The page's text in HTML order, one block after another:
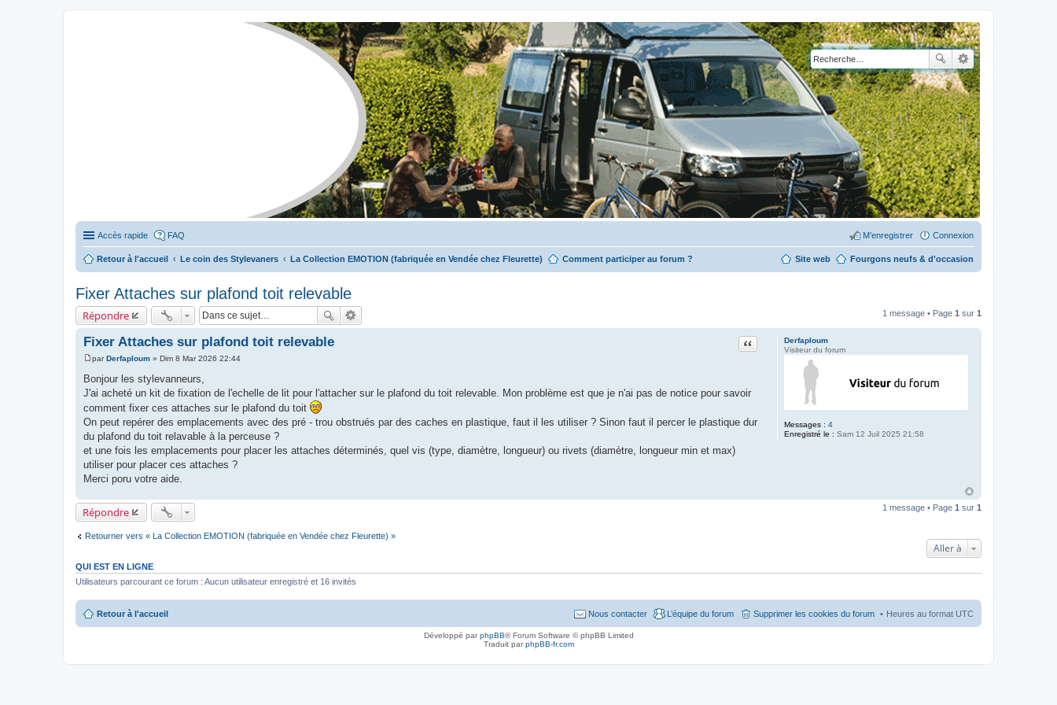
Stylevan - Vans aménagés
Accès rapide FAQ Connexion
M’enregistrer
Retour à l'accueil Le coin des Stylevaners La Collection EMOTION (fabriquée en Vendée chez Fleurette) Comment participer au forum ? Fourgons neufs & d'occasion
Site web
Fixer Attaches sur plafond toit relevable
Répondre 1 message • Page 1 sur 1
Derfaploum
Visiteur du forum
Messages : 4
Enregistré le : Sam 12 Juil 2025 21:58
Fixer Attaches sur plafond toit relevable Citation
M
s
s
g
e
parDerfaploum » Dim 8 Mar 2026 22:44
Bonjour les stylevanneurs,
J'ai acheté un kit de fixation de l'echelle de lit pour l'attacher sur le plafond du toit relevable. Mon problème est que je n'ai pas de notice pour savoir
comment fixer ces attaches sur le plafond du toit
On peut repérer des emplacements avec des pré - trou obstrués par des caches en plastique, faut il les utiliser ? Sinon faut il percer le plastique dur
du plafond du toit relavable à la perceuse ?
et une fois les emplacements pour placer les attaches déterminés, quel vis (type, diamètre, longueur) ou rivets (diamètre, longueur min et max)
utiliser pour placer ces attaches ?
Merci poru votre aide.
Répondre 1 message • Page 1 sur 1
Retourner vers « La Collection EMOTION (fabriquée en Vendée chez Fleurette) »
Aller à
QUI EST EN LIGNE
Utilisateurs parcourant ce forum : Aucun utilisateur enregistré et 16 invités
Retour à l'accueil Heures au format UTC
Supprimer les cookies du forum
L’équipe du forum
Nous contacter
Développé parphpBB® Forum Software © phpBB Limited
Traduit parphpBB-fr.com